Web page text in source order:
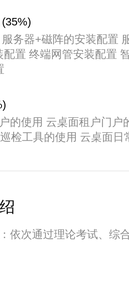
务器+磁阵的安装配置
配置 终端网管安装配置
的使用 云桌面租户门户
检工具的使用 云桌面日
依次通过理论考试、综